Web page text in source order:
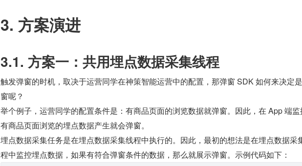
3. 方案演进
3.1. 方案一：共用埋点数据采集线程
触发弹窗的时机，取决于运营同学在神策智能运营中的配置，那弹窗 SDK 如何来决定
窗呢？
举个例子，运营同学的配置条件是：有商品页面的浏览数据就弹窗。因此，在 App 端监
有商品页面浏览的埋点数据产生就会弹窗。
埋点数据采集任务是在埋点数据采集线程中执行的。因此，最初的想法是在埋点数据采
程中监控埋点数据，如果有符合弹窗条件的数据，那么就展示弹窗。示例代码如下：